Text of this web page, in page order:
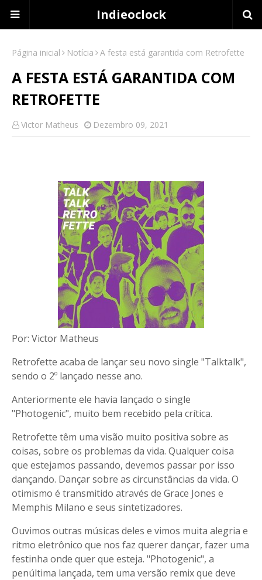
Indieoclock
Página inicial Notícia A festa está garantida com Retrofette
A FESTA ESTÁ GARANTIDA COM
RETROFETTE
Victor Matheus Dezembro 09, 2021
Por: Victor Matheus
Retrofette acaba de lançar seu novo single "Talktalk",
sendo o 2º lançado nesse ano.
Anteriormente ele havia lançado o single
"Photogenic", muito bem recebido pela crítica.
Retrofette têm uma visão muito positiva sobre as
coisas, sobre os problemas da vida. Qualquer coisa
que estejamos passando, devemos passar por isso
dançando. Dançar sobre as circunstâncias da vida. O
otimismo é transmitido através de Grace Jones e
Memphis Milano e seus sintetizadores.
Ouvimos outras músicas deles e vimos muita alegria e
ritmo eletrônico que nos faz querer dançar, fazer uma
festinha onde quer que esteja. "Photogenic", a
penúltima lançada, tem uma versão remix que deve